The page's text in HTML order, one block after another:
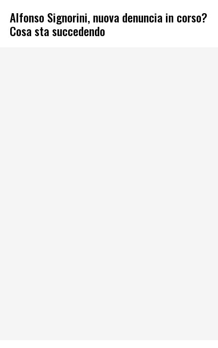
Alfonso Signorini, nuova denuncia in corso?
Cosa sta succedendo